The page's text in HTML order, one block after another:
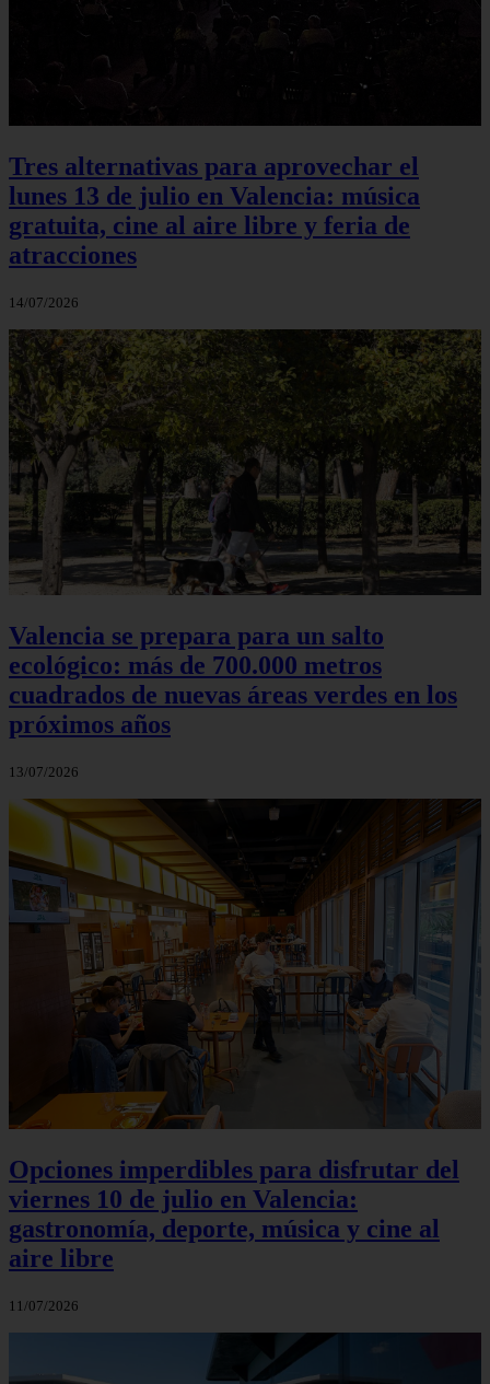
Tres alternativas para aprovechar el
lunes 13 de julio en Valencia: música
gratuita, cine al aire libre y feria de
atracciones
14/07/2026
Valencia se prepara para un salto
ecológico: más de 700.000 metros
cuadrados de nuevas áreas verdes en los
próximos años
13/07/2026
Opciones imperdibles para disfrutar del
viernes 10 de julio en Valencia:
gastronomía, deporte, música y cine al
aire libre
11/07/2026